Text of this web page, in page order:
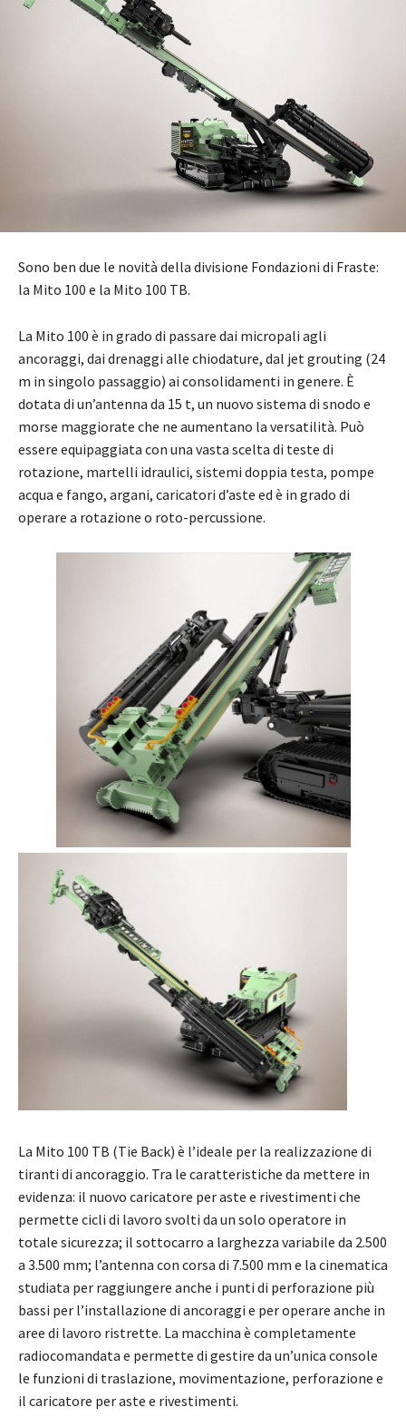
Sono ben due le novità della divisione Fondazioni di Fraste:
la Mito 100 e la Mito 100 TB.
La Mito 100 è in grado di passare dai micropali agli
ancoraggi, dai drenaggi alle chiodature, dal jet grouting (24
m in singolo passaggio) ai consolidamenti in genere. È
dotata di un’antenna da 15 t, un nuovo sistema di snodo e
morse maggiorate che ne aumentano la versatilità. Può
essere equipaggiata con una vasta scelta di teste di
rotazione, martelli idraulici, sistemi doppia testa, pompe
acqua e fango, argani, caricatori d’aste ed è in grado di
operare a rotazione o roto-percussione.
La Mito 100 TB (Tie Back) è l’ideale per la realizzazione di
tiranti di ancoraggio. Tra le caratteristiche da mettere in
evidenza: il nuovo caricatore per aste e rivestimenti che
permette cicli di lavoro svolti da un solo operatore in
totale sicurezza; il sottocarro a larghezza variabile da 2.500
a 3.500 mm; l’antenna con corsa di 7.500 mm e la cinematica
studiata per raggiungere anche i punti di perforazione più
bassi per l’installazione di ancoraggi e per operare anche in
aree di lavoro ristrette. La macchina è completamente
radiocomandata e permette di gestire da un’unica console
le funzioni di traslazione, movimentazione, perforazione e
il caricatore per aste e rivestimenti.